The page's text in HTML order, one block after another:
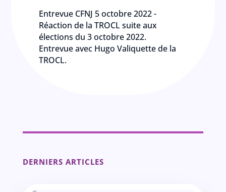
Entrevue CFNJ 5 octobre 2022 -
Réaction de la TROCL suite aux
élections du 3 octobre 2022.
Entrevue avec Hugo Valiquette de la
TROCL.
DERNIERS ARTICLES